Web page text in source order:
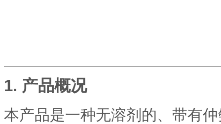
1. 产品概况
本产品是一种无溶剂的、带有